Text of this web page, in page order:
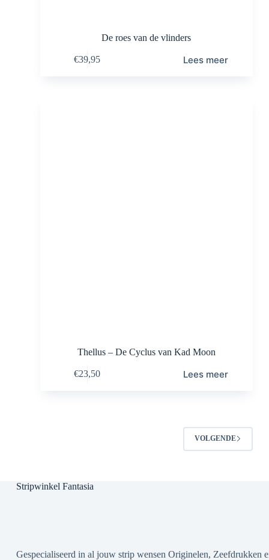
De roes van de vlinders
€39,95 Lees meer
Thellus – De Cyclus van Kad Moon
€23,50 Lees meer
VOLGENDE
Stripwinkel Fantasia
Gespecialiseerd in al jouw strip wensen Originelen, Zeefdrukken